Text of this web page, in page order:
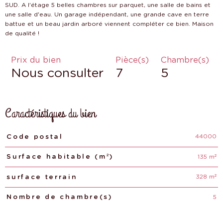
SUD. A l'étage 5 belles chambres sur parquet, une salle de bains et
une salle d'eau. Un garage indépendant, une grande cave en terre
battue et un beau jardin arboré viennent compléter ce bien. Maison
Prix du bien
Nous consulter
Pièce(s)
7
Chambre(s)
5
Caractéristiques du bien
Caractéristiques Valeurs
Code postal 44000
Surface habitable (m²) 135 m²
surface terrain 328 m²
Nombre de chambre(s) 5